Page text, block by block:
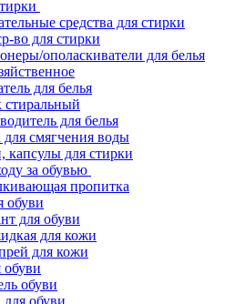
средства для стирки
во для стирки
ополаскиватели для белья
для белья
для белья
для смягчения воды
капсулы для стирки
за обувью
пропитка
обуви
для обуви
для кожи
для кожи
обуви
для обуви